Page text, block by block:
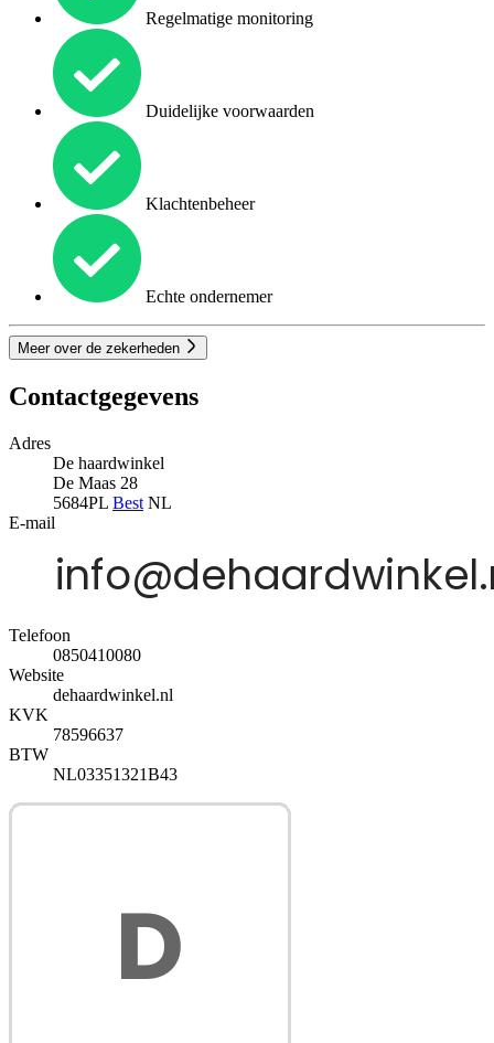
Regelmatige monitoring
Duidelijke voorwaarden
Klachtenbeheer
Echte ondernemer
Meer over de zekerheden
Contactgegevens
Adres
De haardwinkel
De Maas 28
5684PL Best NL
E-mail
Telefoon
0850410080
Website
dehaardwinkel.nl
KVK
78596637
BTW
NL03351321B43